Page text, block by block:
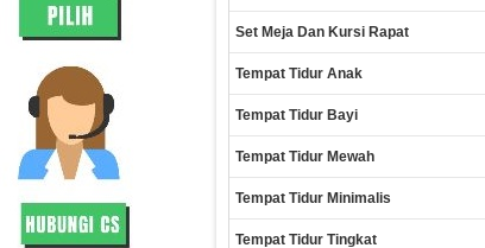
Set Meja Dan Kursi Rapat
Tempat Tidur Anak
Tempat Tidur Bayi
Tempat Tidur Mewah
Tempat Tidur Minimalis
Tempat Tidur Tingkat